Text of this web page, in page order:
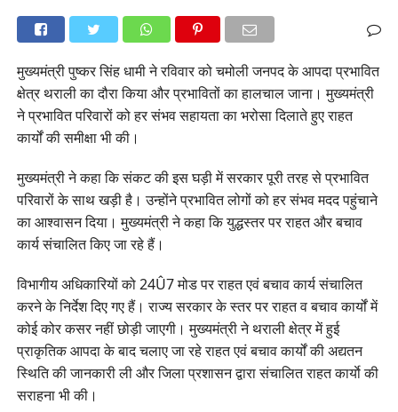
मुख्यमंत्री पुष्कर सिंह धामी ने रविवार को चमोली जनपद के आपदा प्रभावित
क्षेत्र थराली का दौरा किया और प्रभावितों का हालचाल जाना। मुख्यमंत्री
ने प्रभावित परिवारों को हर संभव सहायता का भरोसा दिलाते हुए राहत
कार्यों की समीक्षा भी की।
मुख्यमंत्री ने कहा कि संकट की इस घड़ी में सरकार पूरी तरह से प्रभावित
परिवारों के साथ खड़ी है। उन्होंने प्रभावित लोगों को हर संभव मदद पहुंचाने
का आश्वासन दिया। मुख्यमंत्री ने कहा कि युद्धस्तर पर राहत और बचाव
कार्य संचालित किए जा रहे हैं।
विभागीय अधिकारियों को 24Û7 मोड पर राहत एवं बचाव कार्य संचालित
करने के निर्देश दिए गए हैं। राज्य सरकार के स्तर पर राहत व बचाव कार्यों में
कोई कोर कसर नहीं छोड़ी जाएगी। मुख्यमंत्री ने थराली क्षेत्र में हुई
प्राकृतिक आपदा के बाद चलाए जा रहे राहत एवं बचाव कार्यों की अद्यतन
स्थिति की जानकारी ली और जिला प्रशासन द्वारा संचालित राहत कार्याे की
सराहना भी की।